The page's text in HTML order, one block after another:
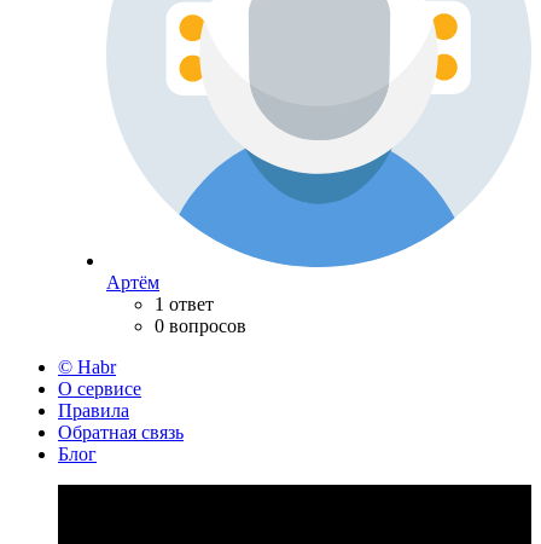
Артём
1 ответ
0 вопросов
© Habr
О сервисе
Правила
Обратная связь
Блог